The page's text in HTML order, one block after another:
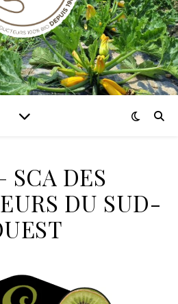
SCA DES
DU SUD-